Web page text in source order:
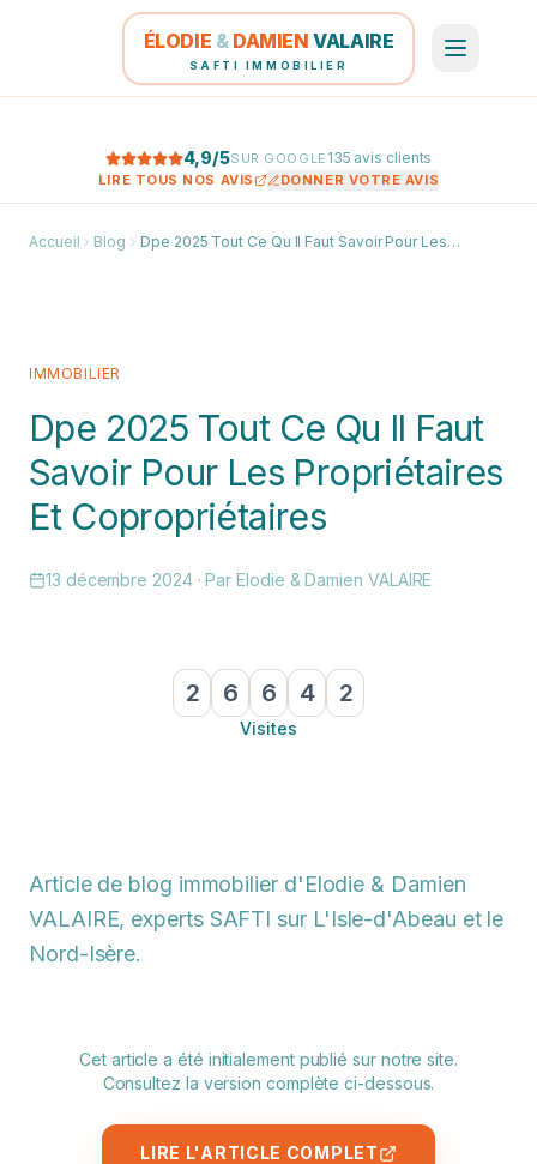
ÉLODIE &DAMIENVALAIRE
SAFTI IMMOBILIER
4,9/5SUR GOOGLE 135 avis clients
LIRE TOUS NOS AVIS DONNER VOTRE AVIS
Accueil Blog Dpe 2025 Tout Ce Qu Il Faut Savoir Pour Les Propriétaires Et Copropriétaires
IMMOBILIER
Dpe 2025 Tout Ce Qu Il Faut
Savoir Pour Les Propriétaires
Et Copropriétaires
13 décembre 2024· ParElodie & Damien VALAIRE
2 6 6 4 2
Visites
Article de blog immobilier d'Elodie & Damien
VALAIRE, experts SAFTI sur L'Isle-d'Abeau et le
Nord-Isère.
Cet article a été initialement publié sur notre site.
Consultez la version complète ci-dessous.
LIRE L'ARTICLE COMPLET